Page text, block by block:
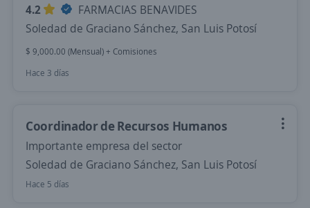
4.2
FARMACIAS BENAVIDES
Soledad de Graciano Sánchez, San Luis Potosí
$ 9,000.00 (Mensual) + Comisiones
Hace 3 días
Coordinador de Recursos Humanos
Importante empresa del sector
Soledad de Graciano Sánchez, San Luis Potosí
Hace 5 días